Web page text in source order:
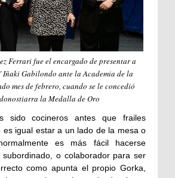
Ferrari fue el encargado de presentar a
Iñaki Gabilondo ante la Academia de la
mes de febrero, cuando se le concedió
la Medalla de Oro
sido cocineros antes que frailes
es igual estar a un lado de la mesa o
es más fácil hacerse
o colaborador para ser
como apunta el propio Gorka,